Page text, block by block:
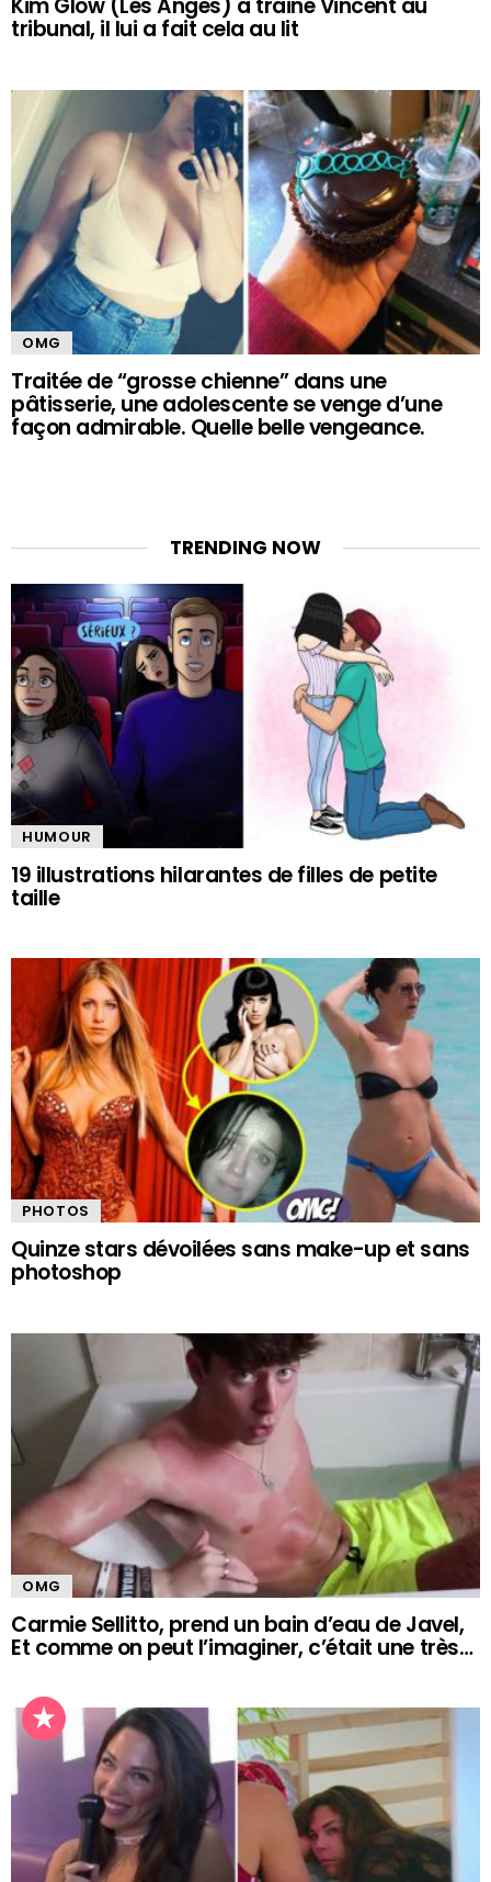
Kim Glow (Les Anges) a trainé Vincent au
tribunal, il lui a fait cela au lit
OMG
Traitée de “grosse chienne” dans une
pâtisserie, une adolescente se venge d’une
façon admirable. Quelle belle vengeance.
TRENDING NOW
HUMOUR
19 illustrations hilarantes de filles de petite
taille
PHOTOS
Quinze stars dévoilées sans make-up et sans
photoshop
OMG
Carmie Sellitto, prend un bain d’eau de Javel,
Et comme on peut l’imaginer, c’était une très…